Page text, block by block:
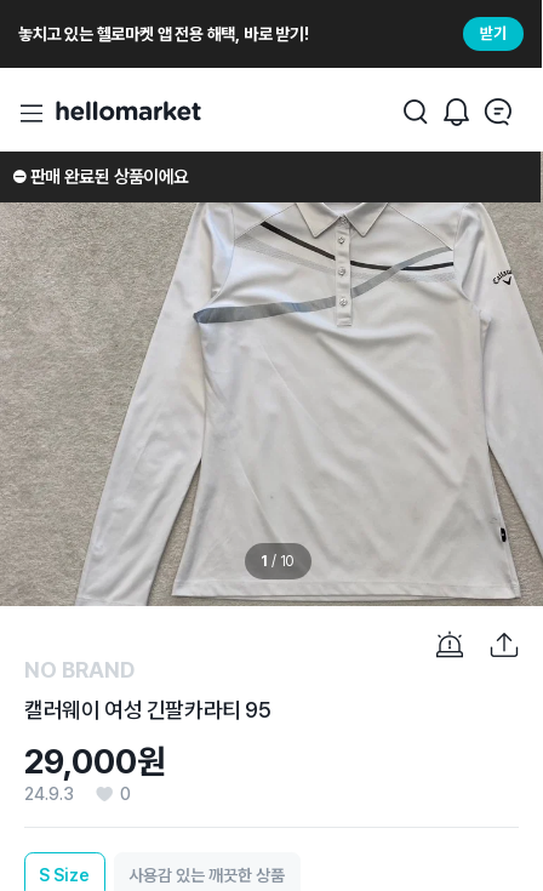
놓치고 있는 헬로마켓 앱 전용 해택, 바로 받기! 받기
1 / 10
⛔️ 판매 완료된 상품이에요
NO BRAND
캘러웨이 여성 긴팔카라티 95
29,000원
24.9.3 0
S Size 사용감 있는 깨끗한 상품